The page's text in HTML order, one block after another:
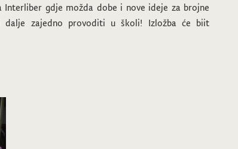
gdje možda dobe i nove ideje za brojne
zajedno provoditi u školi! Izložba će biit